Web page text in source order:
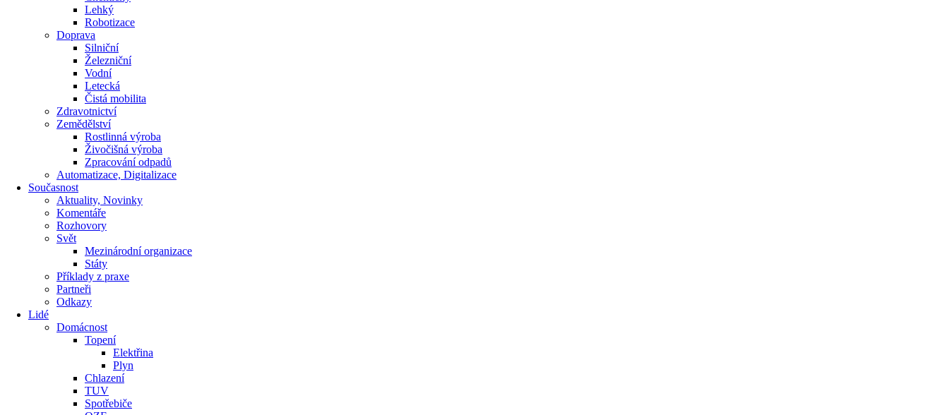
Lehký
Robotizace
Doprava
Silniční
Železniční
Vodní
Letecká
Čistá mobilita
Zdravotnictví
Zemědělství
Rostlinná výroba
Živočišná výroba
Zpracování odpadů
Automatizace, Digitalizace
Současnost
Aktuality, Novinky
Komentáře
Rozhovory
Svět
Mezinárodní organizace
Státy
Příklady z praxe
Partneři
Odkazy
Lidé
Domácnost
Topení
Elektřina
Plyn
Chlazení
TUV
Spotřebiče